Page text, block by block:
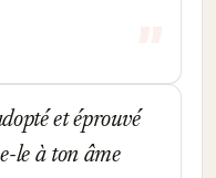
et éprouvé
le à ton âme